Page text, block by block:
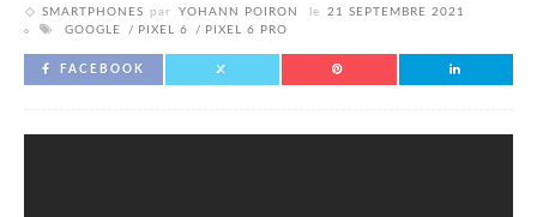
SMARTPHONES par YOHANN POIRON le
21 SEPTEMBRE 2021
GOOGLE
PIXEL 6 PIXEL 6 PRO
FACEBOOK